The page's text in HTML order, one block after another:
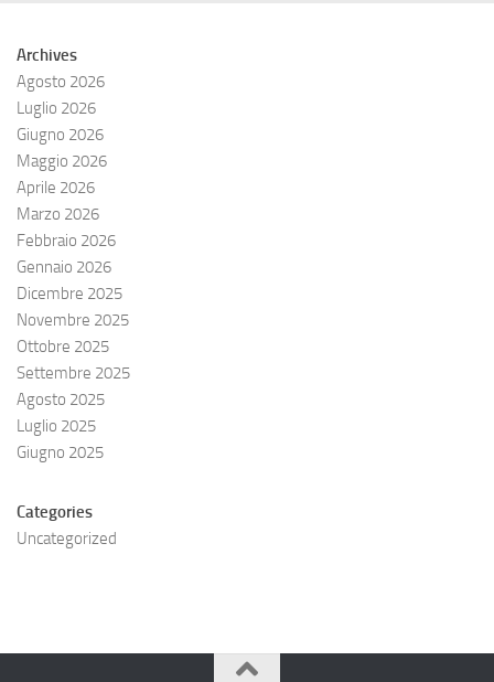
Archives
Agosto 2026
Luglio 2026
Giugno 2026
Maggio 2026
Aprile 2026
Marzo 2026
Febbraio 2026
Gennaio 2026
Dicembre 2025
Novembre 2025
Ottobre 2025
Settembre 2025
Agosto 2025
Luglio 2025
Giugno 2025
Categories
Uncategorized